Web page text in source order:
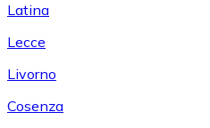
Latina
Lecce
Livorno
Cosenza